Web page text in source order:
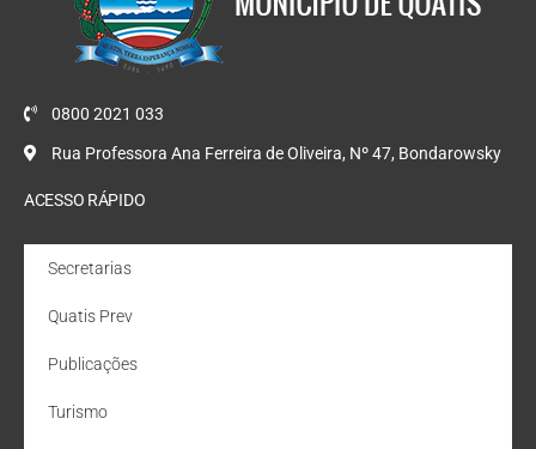
0800 2021 033
Rua Professora Ana Ferreira de Oliveira, Nº 47, Bondarowsky
ACESSO RÁPIDO
Secretarias
Quatis Prev
Publicações
Turismo